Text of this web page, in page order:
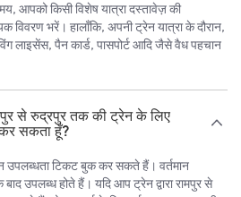
आपको किसी विशेष यात्रा दस्तावेज़ की
भरें। हालाँकि, अपनी ट्रेन यात्रा के दौरान,
लाइसेंस, पैन कार्ड, पासपोर्ट आदि जैसे वैध पहचान
से रुद्रपुर तक की ट्रेन के लिए
सकता हूँ?
टिकट बुक कर सकते हैं। वर्तमान
उपलब्ध होते हैं। यदि आप ट्रेन द्वारा रामपुर से